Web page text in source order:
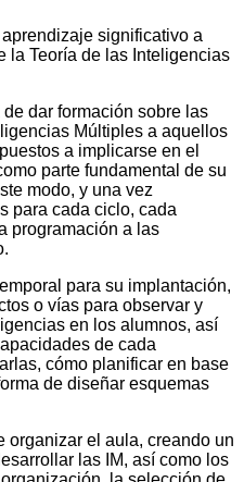
significativo a
la Teoría de las Inteligencias
dar formación sobre las
Múltiples a aquellos
a implicarse en el
parte fundamental de su
modo, y una vez
para cada ciclo, cada
programación a las
para su implantación,
o vías para observar y
en los alumnos, así
de cada
cómo planificar en base
de diseñar esquemas
organizar el aula, creando un
las IM, así como los